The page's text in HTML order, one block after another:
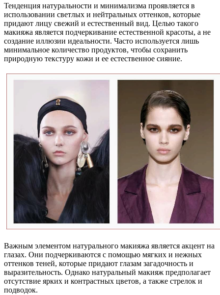
Тенденция натуральности и минимализма проявляется в
использовании светлых и нейтральных оттенков, которые
придают лицу свежий и естественный вид. Целью такого
макияжа является подчеркивание естественной красоты, а не
создание иллюзии идеальности. Часто используется лишь
минимальное количество продуктов, чтобы сохранить
природную текстуру кожи и ее естественное сияние.
Важным элементом натурального макияжа является акцент на
глазах. Они подчеркиваются с помощью мягких и нежных
оттенков теней, которые придают глазам загадочность и
выразительность. Однако натуральный макияж предполагает
отсутствие ярких и контрастных цветов, а также стрелок и
подводок.